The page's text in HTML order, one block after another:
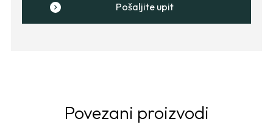
Pošaljite upit
Povezani proizvodi